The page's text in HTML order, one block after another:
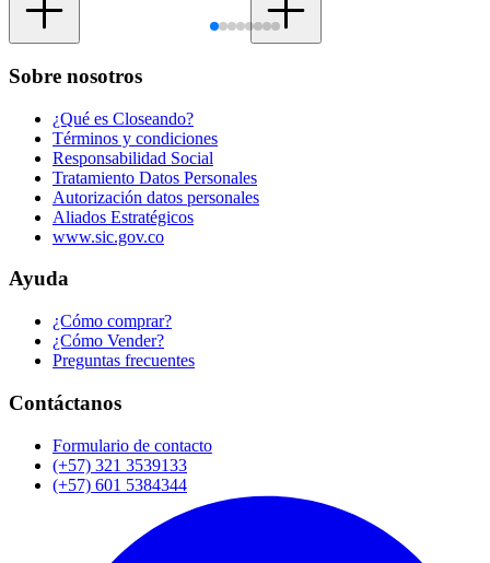
Sobre nosotros
¿Qué es Closeando?
Términos y condiciones
Responsabilidad Social
Tratamiento Datos Personales
Autorización datos personales
Aliados Estratégicos
www.sic.gov.co
Ayuda
¿Cómo comprar?
¿Cómo Vender?
Preguntas frecuentes
Contáctanos
Formulario de contacto
(+57) 321 3539133
(+57) 601 5384344